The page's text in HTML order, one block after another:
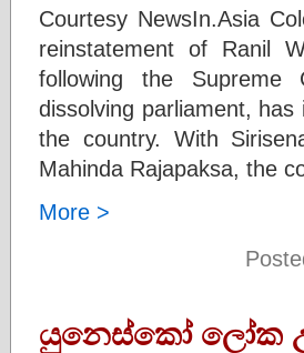
Courtesy NewsIn.Asia
reinstatement of Ranil
following the Supreme
dissolving parliament,
the country. With
Mahinda Rajapaksa, the
More >
යුනෙස්කෝ ලෝක